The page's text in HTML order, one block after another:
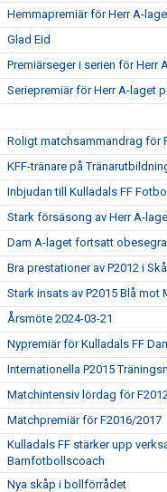
Hemmapremiär för Herr A-
Glad Eid
Premiärseger i serien för Herr
Seriepremiär för Herr A-laget
Roligt matchsammandrag för
KFF-tränare på
Inbjudan till Kulladals FF
Stark försäsong av Herr A-
Dam A-laget fortsatt
Bra prestationer av P2012 i
Stark insats av P2015 Blå mot
Årsmöte 2024-03-21
Nypremiär för Kulladals FF
Internationella P2015
Matchintensiv lördag för
Matchpremiär för F2016/2017
Kulladals FF stärker upp
Barnfotbollscoach
Nya skåp i bollförrådet